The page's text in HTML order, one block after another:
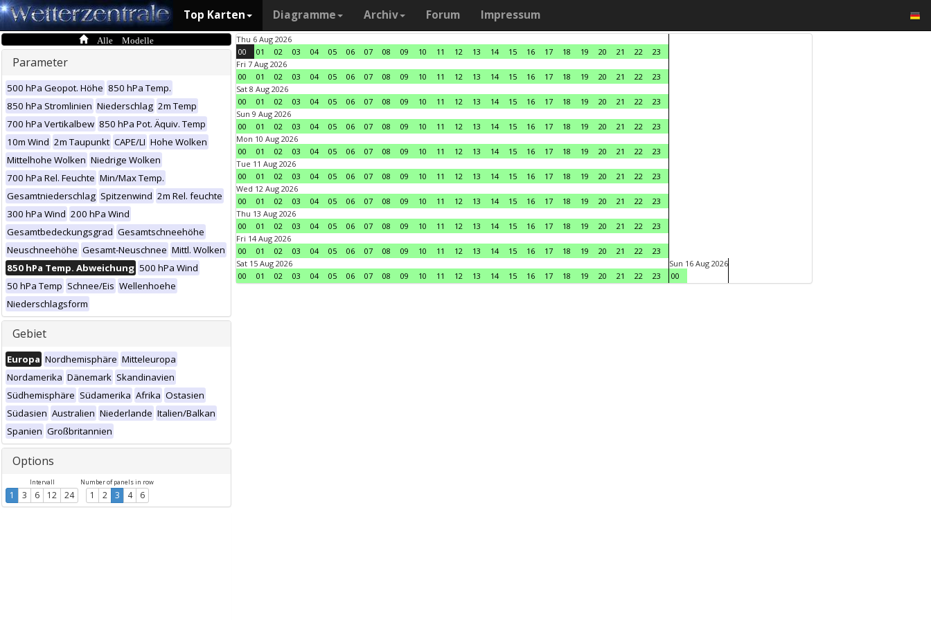
Top Karten Diagramme Archiv Forum Impressum
Alle Modelle
Parameter
500 hPa Geopot. Höhe 850 hPa Temp.
850 hPa Stromlinien Niederschlag 2m Temp
700 hPa Vertikalbew 850 hPa Pot. Äquiv. Temp
10m Wind 2m Taupunkt CAPE/LI Hohe Wolken
Mittelhohe Wolken Niedrige Wolken
700 hPa Rel. Feuchte Min/Max Temp.
Gesamtniederschlag Spitzenwind 2m Rel. feuchte
300 hPa Wind 200 hPa Wind
Gesamtbedeckungsgrad Gesamtschneehöhe
Neuschneehöhe Gesamt-Neuschnee Mittl. Wolken
850 hPa Temp. Abweichung 500 hPa Wind
50 hPa Temp Schnee/Eis Wellenhoehe
Niederschlagsform
Gebiet
Europa Nordhemisphäre Mitteleuropa
Nordamerika Dänemark Skandinavien
Südhemisphäre Südamerika Afrika Ostasien
Südasien Australien Niederlande Italien/Balkan
Spanien Großbritannien
Options
Intervall
1 3 6 12 24
Number of panels in row
1 2 3 4 6
Thu 6 Aug 2026
00
01 02 03 04 05 06 07 08 09 10 11 12 13 14 15 16 17 18 19 20 21 22
23
Fri 7 Aug 2026
00
01 02 03 04 05 06 07 08 09 10 11 12 13 14 15 16 17 18 19 20 21 22
23
Sat 8 Aug 2026
00
01 02 03 04 05 06 07 08 09 10 11 12 13 14 15 16 17 18 19 20 21 22
23
Sun 9 Aug 2026
00
01 02 03 04 05 06 07 08 09 10 11 12 13 14 15 16 17 18 19 20 21 22
23
Mon 10 Aug 2026
00
01 02 03 04 05 06 07 08 09 10 11 12 13 14 15 16 17 18 19 20 21 22
23
Tue 11 Aug 2026
00
01 02 03 04 05 06 07 08 09 10 11 12 13 14 15 16 17 18 19 20 21 22
23
Wed 12 Aug 2026
00
01 02 03 04 05 06 07 08 09 10 11 12 13 14 15 16 17 18 19 20 21 22
23
Thu 13 Aug 2026
00
01 02 03 04 05 06 07 08 09 10 11 12 13 14 15 16 17 18 19 20 21 22
23
Fri 14 Aug 2026
00
01 02 03 04 05 06 07 08 09 10 11 12 13 14 15 16 17 18 19 20 21 22
23
Sat 15 Aug 2026
00
01 02 03 04 05 06 07 08 09 10 11 12 13 14 15 16 17 18 19 20 21 22 23
Sun 16 Aug 2026
00